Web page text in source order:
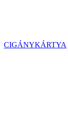
CIGÁNYKÁRTYA